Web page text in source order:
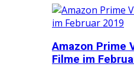
Amazon Prime
Filme im